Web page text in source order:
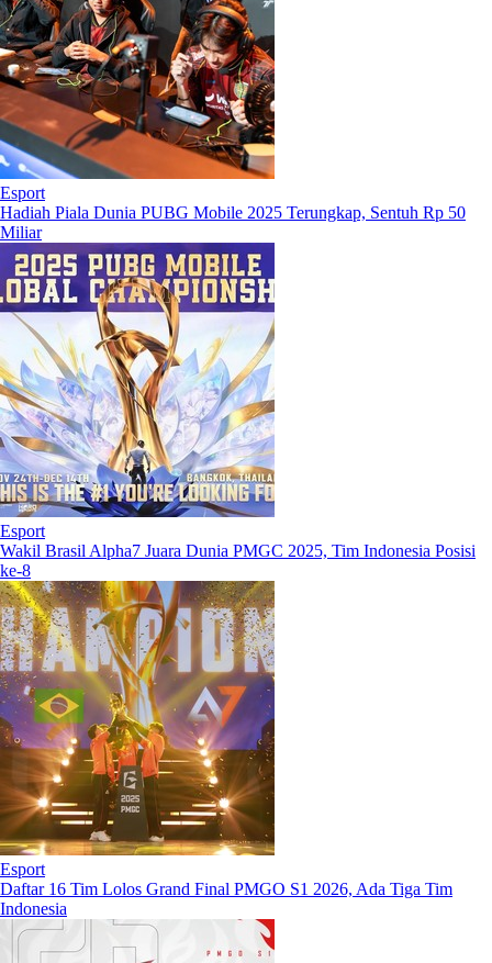
Esport
Hadiah Piala Dunia PUBG Mobile 2025 Terungkap, Sentuh Rp 50
Miliar
Esport
Wakil Brasil Alpha7 Juara Dunia PMGC 2025, Tim Indonesia Posisi
ke-8
Esport
Daftar 16 Tim Lolos Grand Final PMGO S1 2026, Ada Tiga Tim
Indonesia